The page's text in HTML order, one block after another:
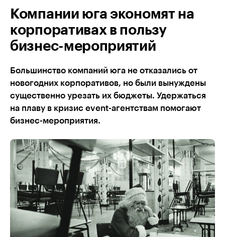
Компании юга экономят на
корпоративах в пользу
бизнес-мероприятий
Большинство компаний юга не отказались от
новогодних корпоративов, но были вынуждены
существенно урезать их бюджеты. Удержаться
на плаву в кризис event-агентствам помогают
бизнес-мероприятия.